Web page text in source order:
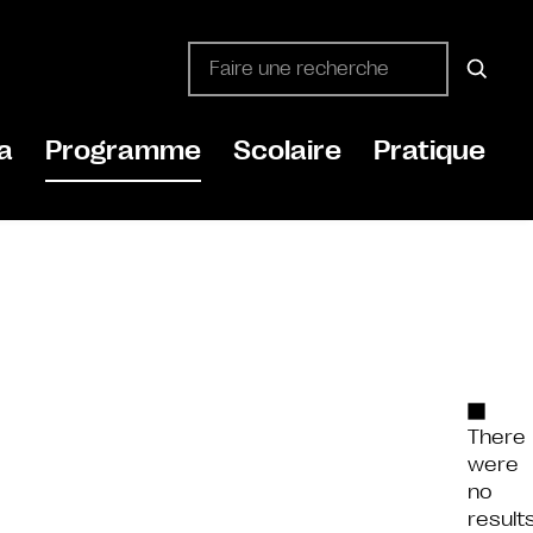
Programme Scolaire Pratique
There
were
no